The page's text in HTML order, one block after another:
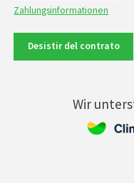
Zahlungsinformationen
Desistir del contrato
Wir